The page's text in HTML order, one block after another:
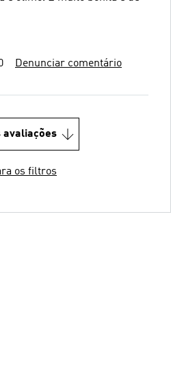
Denunciar comentário
avaliações
os filtros